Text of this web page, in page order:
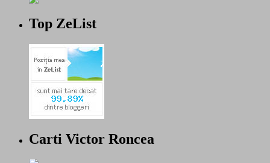
Top ZeList
Carti Victor Roncea